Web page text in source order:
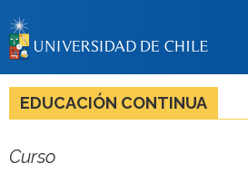
BIBLIOTECAS
LA UNIVERSIDAD
EDUCACIÓN CONTINUA
Curso